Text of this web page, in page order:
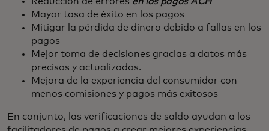
Mayor tasa de éxito en los pagos
Mitigar la pérdida de dinero debido a fallas en los
pagos
Mejor toma de decisiones gracias a datos más
precisos y actualizados.
Mejora de la experiencia del consumidor con
menos comisiones y pagos más exitosos
En conjunto, las verificaciones de saldo ayudan a los